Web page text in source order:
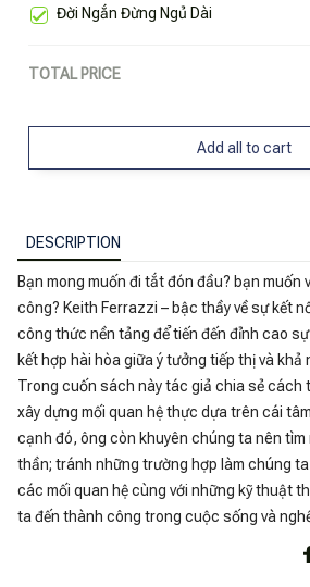
Đời Ngắn Đừng Ngủ Dài
TOTAL PRICE
Add all to cart
DESCRIPTION
Bạn mong muốn đi tắt đón đầu? bạn muốn
công? Keith Ferrazzi – bậc thầy về sự kết
công thức nền tảng để tiến đến đỉnh cao
kết hợp hài hòa giữa ý tưởng tiếp thị và khả
Trong cuốn sách này tác giả chia sẻ cách
xây dựng mối quan hệ thực dựa trên cái
cạnh đó, ông còn khuyên chúng ta nên
thần; tránh những trường hợp làm chúng ta
các mối quan hệ cùng với những kỹ thuật
ta đến thành công trong cuộc sống và